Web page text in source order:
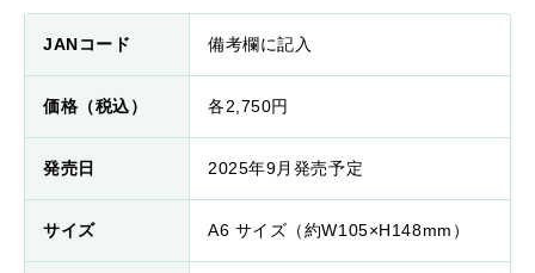
JANコード 備考欄に記入
価格（税込） 各2,750円
発売日 2025年9月発売予定
サイズ A6 サイズ（約W105×H148mm）